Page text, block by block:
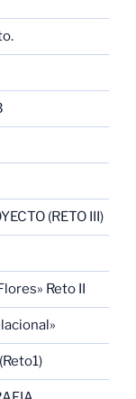
(RETO III)
Reto II